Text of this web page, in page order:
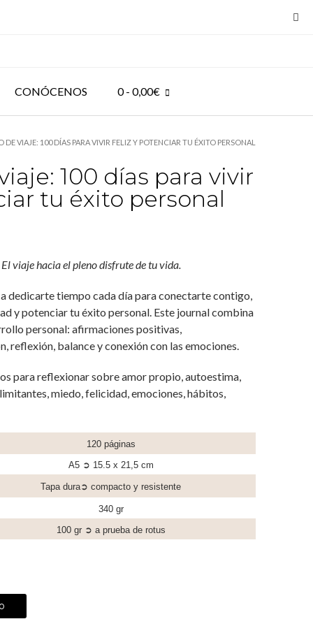
CONÓCENOS 0- 0,00€
VIAJE: 100 DÍAS PARA VIVIR FELIZ Y POTENCIAR TU ÉXITO PERSONAL
100 días para vivir
tu éxito personal
viaje hacia el pleno disfrute de tu vida.
a dedicarte tiempo cada día para conectarte contigo,
y potenciar tu éxito personal. Este journal combina
personal: afirmaciones positivas,
reflexión, balance y conexión con las emociones.
para reflexionar sobre amor propio, autoestima,
miedo, felicidad, emociones, hábitos,
120 páginas
A5 ➲ 15.5 x 21,5 cm
Tapa dura➲ compacto y resistente
340 gr
100 gr ➲ a prueba de rotus